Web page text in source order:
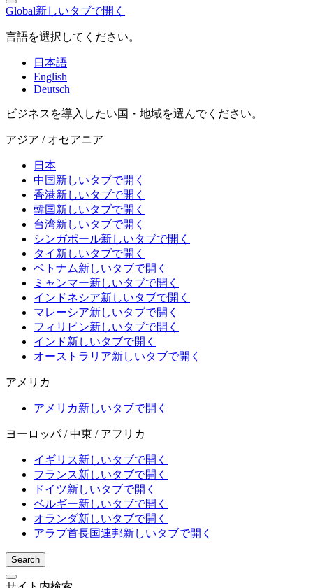
Global新しいタブで開く
言語を選択してください。
日本語
English
Deutsch
ビジネスを導入したい国・地域を選んでください。
アジア / オセアニア
日本
中国新しいタブで開く
香港新しいタブで開く
韓国新しいタブで開く
台湾新しいタブで開く
シンガポール新しいタブで開く
タイ 新しいタブで開く
ベトナム新しいタブで開く
ミャンマー新しいタブで開く
インドネシア新しいタブで開く
マレーシア新しいタブで開く
フィリピン新しいタブで開く
インド新しいタブで開く
オーストラリア新しいタブで開く
アメリカ
アメリカ新しいタブで開く
ヨーロッパ / 中東 / アフリカ
イギリス新しいタブで開く
フランス新しいタブで開く
ドイツ新しいタブで開く
ベルギー新しいタブで開く
オランダ新しいタブで開く
アラブ首長国連邦新しいタブで開く
Search